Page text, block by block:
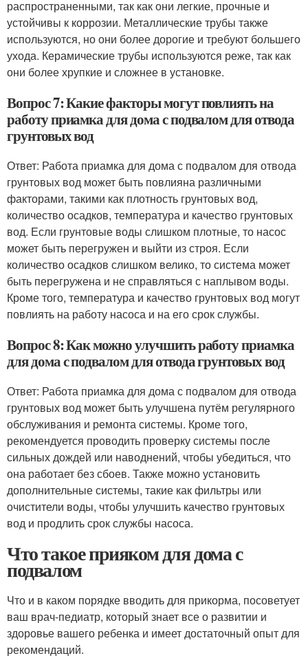
распространенными, так как они легкие, прочные и
устойчивы к коррозии. Металлические трубы также
используются, но они более дорогие и требуют большего
ухода. Керамические трубы используются реже, так как
они более хрупкие и сложнее в установке.
Вопрос 7: Какие факторы могут повлиять на
работу приамка для дома с подвалом для отвода
грунтовых вод
Ответ: Работа приамка для дома с подвалом для отвода
грунтовых вод может быть повлияна различными
факторами, такими как плотность грунтовых вод,
количество осадков, температура и качество грунтовых
вод. Если грунтовые воды слишком плотные, то насос
может быть перегружен и выйти из строя. Если
количество осадков слишком велико, то система может
быть перегружена и не справляться с наплывом воды.
Кроме того, температура и качество грунтовых вод могут
повлиять на работу насоса и на его срок службы.
Вопрос 8: Как можно улучшить работу приамка
для дома с подвалом для отвода грунтовых вод
Ответ: Работа приамка для дома с подвалом для отвода
грунтовых вод может быть улучшена путём регулярного
обслуживания и ремонта системы. Кроме того,
рекомендуется проводить проверку системы после
сильных дождей или наводнений, чтобы убедиться, что
она работает без сбоев. Также можно установить
дополнительные системы, такие как фильтры или
очистители воды, чтобы улучшить качество грунтовых
вод и продлить срок службы насоса.
Что такое прияком для дома с
подвалом
Что и в каком порядке вводить для прикорма, посоветует
ваш врач-педиатр, который знает все о развитии и
здоровье вашего ребенка и имеет достаточный опыт для
рекомендаций.